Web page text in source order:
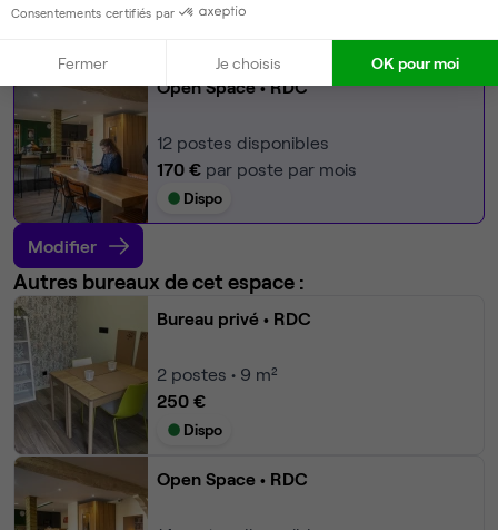
Open Space• RDC
12 postes disponibles
170 € par poste par mois
Dispo
Modifier
Autres bureaux de cet espace :
Bureau privé • RDC
2 postes • 9 m²
250 €
Dispo
Open Space • RDC
Consentements certifiés par
Fermer Je choisis OK pour moi